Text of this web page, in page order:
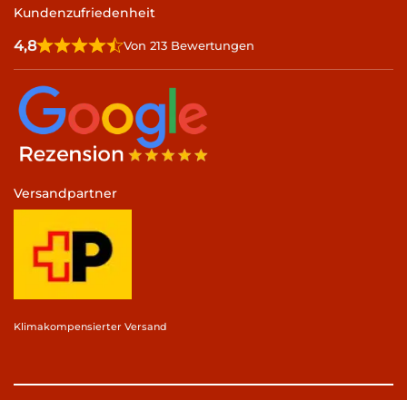
Kundenzufriedenheit
4,8 Von 213 Bewertungen
Versandpartner
Klimakompensierter Versand